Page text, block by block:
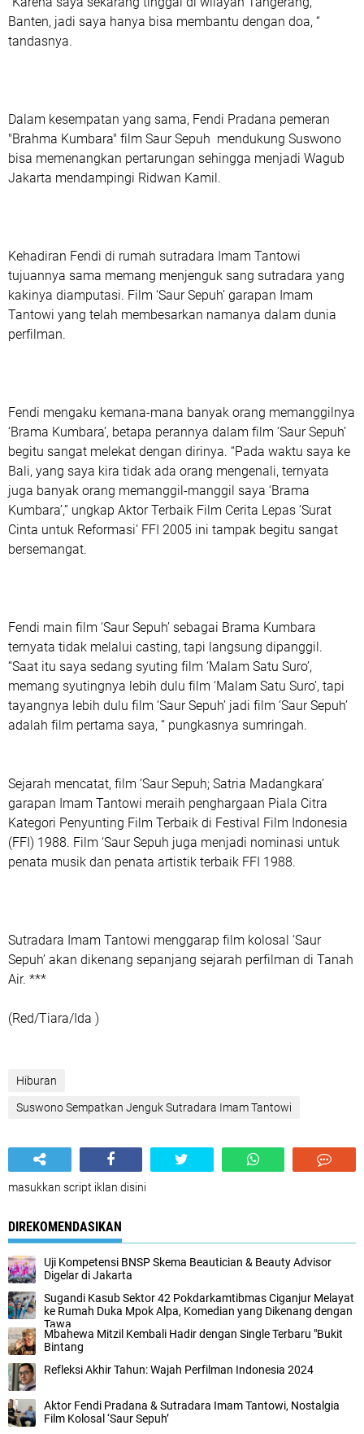
Banten, jadi saya hanya bisa membantu dengan doa, “
tandasnya.
Dalam kesempatan yang sama, Fendi Pradana pemeran
"Brahma Kumbara" film Saur Sepuh mendukung Suswono
bisa memenangkan pertarungan sehingga menjadi Wagub
Jakarta mendampingi Ridwan Kamil.
Kehadiran Fendi di rumah sutradara Imam Tantowi
tujuannya sama memang menjenguk sang sutradara yang
kakinya diamputasi. Film ‘Saur Sepuh’ garapan Imam
Tantowi yang telah membesarkan namanya dalam dunia
perfilman.
Fendi mengaku kemana-mana banyak orang memanggilnya
‘Brama Kumbara’, betapa perannya dalam film ‘Saur Sepuh’
begitu sangat melekat dengan dirinya. “Pada waktu saya ke
Bali, yang saya kira tidak ada orang mengenali, ternyata
juga banyak orang memanggil-manggil saya ‘Brama
Kumbara’,” ungkap Aktor Terbaik Film Cerita Lepas ‘Surat
Cinta untuk Reformasi’ FFI 2005 ini tampak begitu sangat
bersemangat.
Fendi main film ‘Saur Sepuh’ sebagai Brama Kumbara
ternyata tidak melalui casting, tapi langsung dipanggil.
“Saat itu saya sedang syuting film ‘Malam Satu Suro’,
memang syutingnya lebih dulu film ‘Malam Satu Suro’, tapi
tayangnya lebih dulu film ‘Saur Sepuh’ jadi film ‘Saur Sepuh’
adalah film pertama saya, “ pungkasnya sumringah.
Sejarah mencatat, film ‘Saur Sepuh; Satria Madangkara’
garapan Imam Tantowi meraih penghargaan Piala Citra
Kategori Penyunting Film Terbaik di Festival Film Indonesia
(FFI) 1988. Film ‘Saur Sepuh juga menjadi nominasi untuk
penata musik dan penata artistik terbaik FFI 1988.
Sutradara Imam Tantowi menggarap film kolosal ‘Saur
Sepuh’ akan dikenang sepanjang sejarah perfilman di Tanah
Air. ***
(Red/Tiara/Ida )
Hiburan
Suswono Sempatkan Jenguk Sutradara Imam Tantowi
masukkan script iklan disini
DIREKOMENDASIKAN
Uji Kompetensi BNSP Skema Beautician & Beauty Advisor
Digelar di Jakarta
Sugandi Kasub Sektor 42 Pokdarkamtibmas Ciganjur Melayat
ke Rumah Duka Mpok Alpa, Komedian yang Dikenang dengan
Tawa
Mbahewa Mitzil Kembali Hadir dengan Single Terbaru "Bukit
Bintang
Refleksi Akhir Tahun: Wajah Perfilman Indonesia 2024
Aktor Fendi Pradana & Sutradara Imam Tantowi, Nostalgia
Film Kolosal ‘Saur Sepuh’